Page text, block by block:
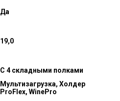
Да
19,0
С 4 складными полками
Мультизагрузка, Холдер
ProFlex, WinePro